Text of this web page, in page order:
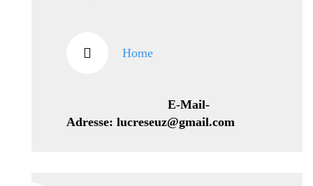
Home
E-Mail-
Adresse: lucreseuz@gmail.com